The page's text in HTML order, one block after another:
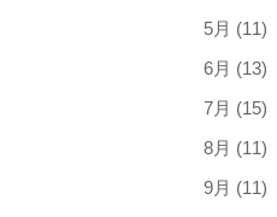
5月 (11)
6月 (13)
7月 (15)
8月 (11)
9月 (11)